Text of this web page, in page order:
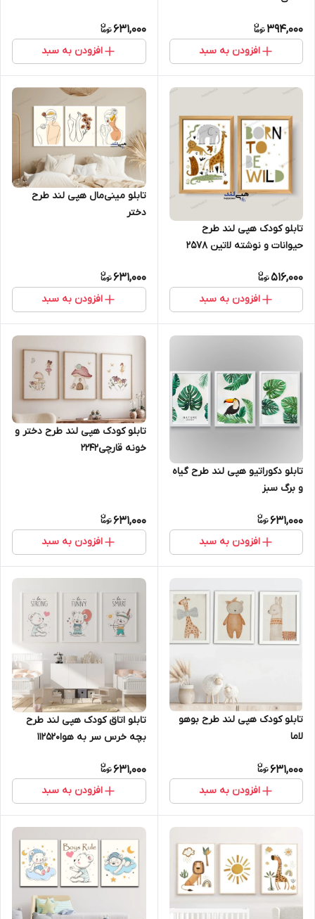
394,000
افزودن به سبد
631,000
افزودن به سبد
تابلو کودک هپی لند طرح
حیوانات و نوشته لاتین 2578
516,000
افزودن به سبد
تابلو مینی‌مال هپی لند طرح
دختر
631,000
افزودن به سبد
تابلو دکوراتیو هپی لند طرح گیاه
و برگ سبز
631,000
افزودن به سبد
تابلو کودک هپی لند طرح دختر و
خونه قارچی2242
631,000
افزودن به سبد
تابلو کودک هپی لند طرح بوهو
لاما
631,000
افزودن به سبد
تابلو اتاق کودک هپی لند طرح
بچه خرس سر به هوا112520
631,000
افزودن به سبد